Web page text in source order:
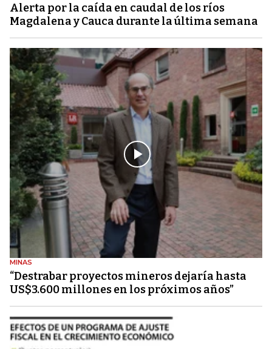
Alerta por la caída en caudal de los ríos
Magdalena y Cauca durante la última semana
MINAS
“Destrabar proyectos mineros dejaría hasta
US$3.600 millones en los próximos años”